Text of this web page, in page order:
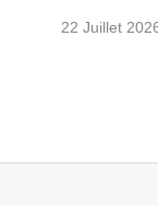
22 Juillet